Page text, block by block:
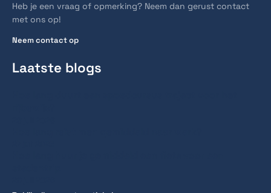
Heb je een vraag of opmerking? Neem dan gerust contact
met ons op!
Neem contact op
Laatste blogs